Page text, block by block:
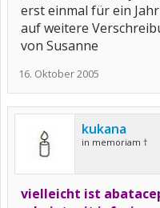
erst einmal für ein
auf weitere
von Susanne
16. Oktober 2005
kukana
in memoriam †
vielleicht ist